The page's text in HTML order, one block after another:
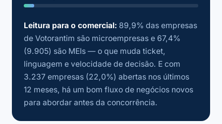
Leitura para o comercial: 89,9% das empresas
de Votorantim são microempresas e 67,4%
(9.905) são MEIs — o que muda ticket,
linguagem e velocidade de decisão. E com
3.237 empresas (22,0%) abertas nos últimos
12 meses, há um bom fluxo de negócios novos
para abordar antes da concorrência.